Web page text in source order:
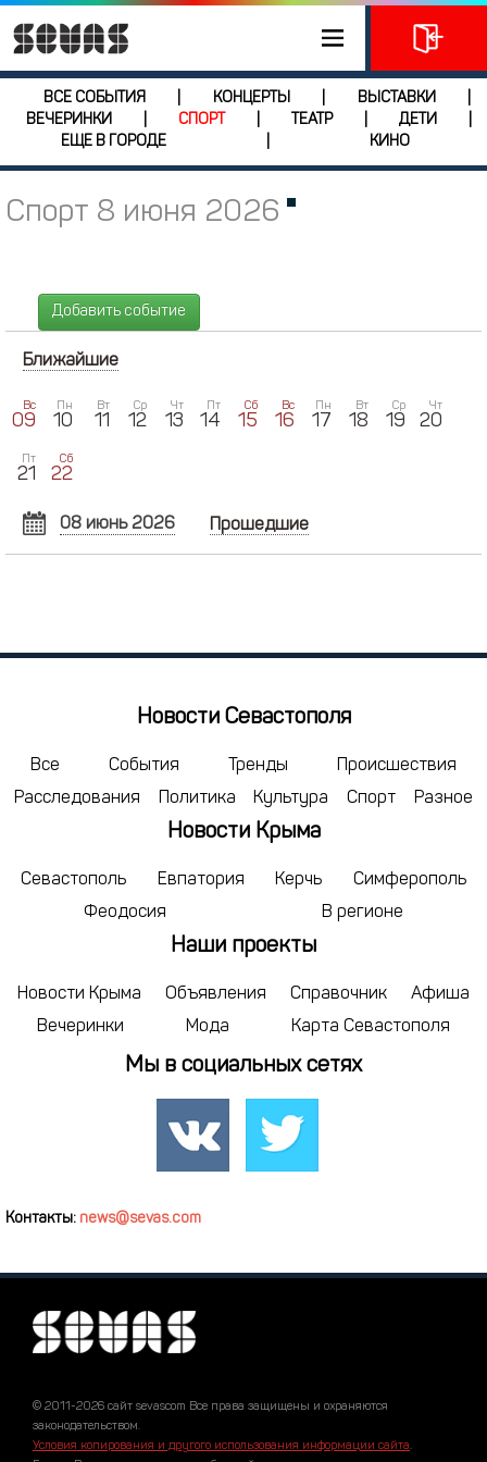
ВСЕ СОБЫТИЯ КОНЦЕРТЫ ВЫСТАВКИ
ВЕЧЕРИНКИ
СПОРТ ТЕАТР ДЕТИ
ЕЩЕ В ГОРОДЕ
КИНО
Спорт 8 июня 2026
Добавить событие
Ближайшие
Вс
09
Пн
10
Вт
11
Ср
12
Чт
13
Пт
14
Сб
15
Вс
16
Пн
17
Вт
18
Ср
19
Чт
20
Пт
21
Сб
22
08 июнь 2026
ИЮНЬ 2026
8 9 10 11 12 13 14
24 25 26
29 30 1 2 4 5
6 7 8 10 11 12
Прошедшие
Новости Севастополя
Все События Тренды
Происшествия
Расследования
Политика Культура Спорт Разное
Новости Крыма
Севастополь Евпатория Керчь
Симферополь
Феодосия
В регионе
Наши проекты
Новости Крыма Объявления Справочник
Афиша
Вечеринки
Мода Карта Севастополя
Мы в социальных сетях
Контакты: news@sevas.com
© 2011-2026 сайт sevascom Все права защищены и охраняются
законодательством.
Условия копирования и другого использования информации сайта.